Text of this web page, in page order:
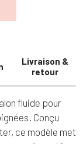
Livraison &
retour
fluide pour
Conçu
ce modèle met